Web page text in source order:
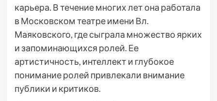
карьера. В течение многих лет она работала
в Московском театре имени Вл.
Маяковского, где сыграла множество ярких
и запоминающихся ролей. Ее
артистичность, интеллект и глубокое
понимание ролей привлекали внимание
публики и критиков.